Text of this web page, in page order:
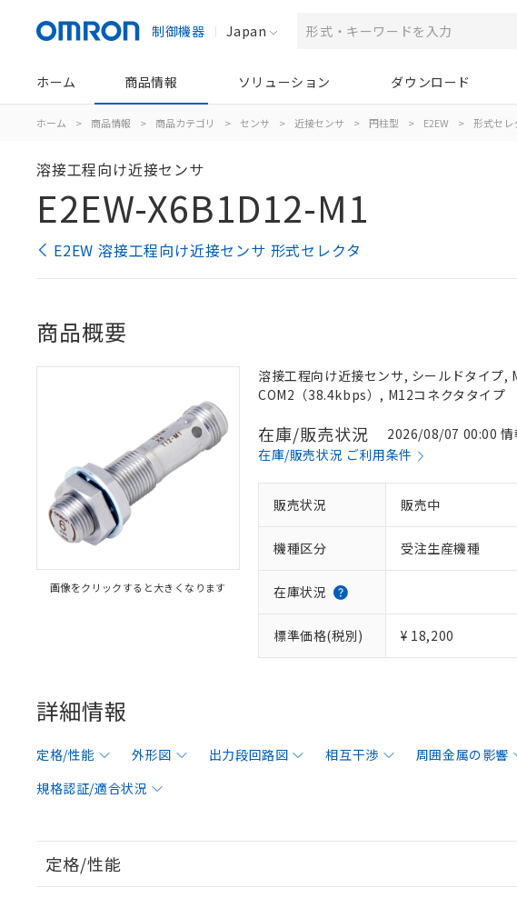
制御機器 Japan
ホーム 商品情報 ソリューション ダウンロード
ホーム > 商品情報 > 商品カテゴリ > センサ > 近接センサ > 円柱型 > E2EW > 形式セレ
溶接工程向け近接センサ
E2EW-X6B1D12-M1
E2EW 溶接工程向け近接センサ 形式セレクタ
商品概要
画像をクリックすると大きくなります
溶接工程向け近接センサ, シールドタイプ
COM2（38.4kbps）, M12コネクタタイプ
在庫/販売状況
2026/08/07 00:00 情
在庫/販売状況 ご利用条件
販売状況 販売中
機種区分 受注生産機種
在庫状況
標準価格(税別) ¥ 18,200
詳細情報
定格/性能 外形図 出力段回路図 相互干渉 周囲金属の影響
規格認証/適合状況
定格/性能